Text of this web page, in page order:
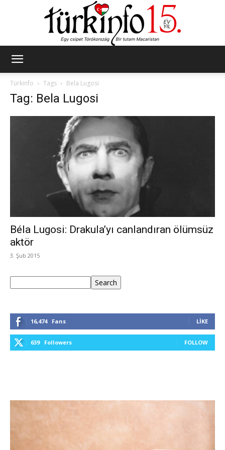
Türkinfo
Tags Bela Lugosi
Tag: Bela Lugosi
Béla Lugosi: Drakula’yı canlandıran ölümsüz
aktör
3. Şub 2015
Search
16,474 Fans LIKE
639 Followers FOLLOW